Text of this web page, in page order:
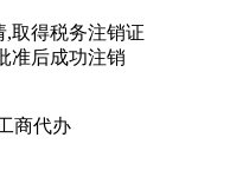
取得税务注销证
准后成功注销
商代办